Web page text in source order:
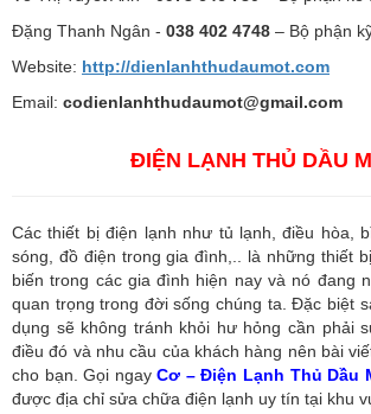
Đặng Thanh Ngân - 038 402 4748 – Bộ phận
Website: http://dienlanhthudaumot.com
Email: codienlanhthudaumot@gmail.com
ĐIỆN LẠNH THỦ DẦU
Các thiết bị điện lạnh như tủ lạnh, điều hòa,
sóng, đồ điện trong gia đình,.. là những thiết
biến trong các gia đình hiện nay và nó đang
quan trọng trong đời sống chúng ta. Đặc biệt
dụng sẽ không tránh khỏi hư hỏng cần phải
điều đó và nhu cầu của khách hàng nên bài
cho bạn. Gọi ngayCơ – Điện Lạnh Thủ Dầu
được địa chỉ sửa chữa điện lạnh uy tín tại khu